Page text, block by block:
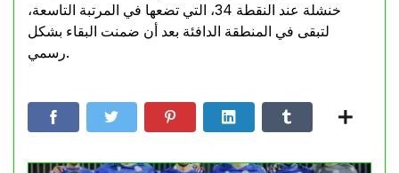
خنشلة عند النقطة 34، التي تضعها في المرتبة التاسعة،
لتبقى في المنطقة الدافئة بعد أن ضمنت البقاء بشكل
رسمي.